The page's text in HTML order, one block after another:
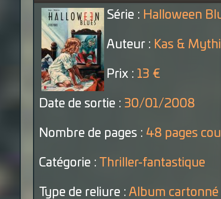
Série : Halloween
Auteur : Kas &
Prix : 13 €
Date de sortie : 30/01/2008
Nombre de pages : 48 pages
Catégorie : Thriller-fantastique
Type de reliure : Album cartonné